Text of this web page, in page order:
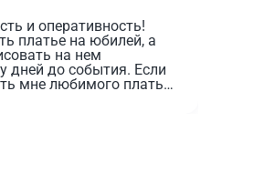
и оперативность!
платье на юбилей, а
на нем
дней до события. Если
мне любимого платья